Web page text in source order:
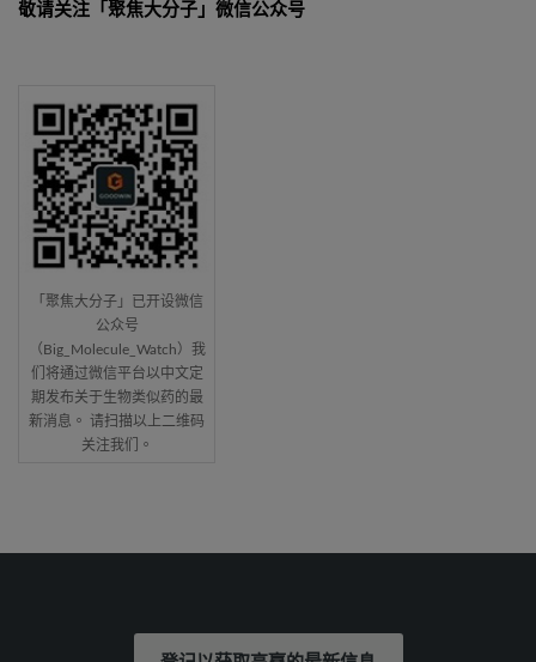
敬请关注「聚焦大分子」微信公众号
「聚焦大分子」已开设微信
公众号
（Big_Molecule_Watch）我
们将通过微信平台以中文定
期发布关于生物类似药的最
新消息。 请扫描以上二维码
关注我们。